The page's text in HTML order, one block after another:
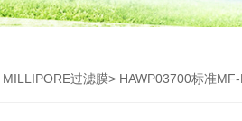
MILLIPORE过滤膜> HAWP03700标准MF-